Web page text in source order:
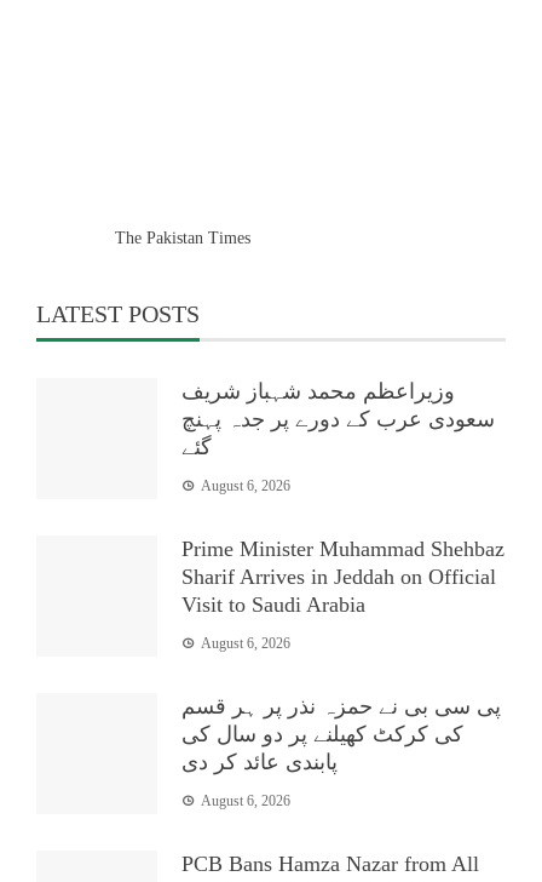
The Pakistan Times
LATEST POSTS
وزیراعظم محمد شہباز شریف
سعودی عرب کے دورے پر جدہ پہنچ
گئے
August 6, 2026
Prime Minister Muhammad Shehbaz
Sharif Arrives in Jeddah on Official
Visit to Saudi Arabia
August 6, 2026
پی سی بی نے حمزہ نذر پر ہر قسم
کی کرکٹ کھیلنے پر دو سال کی
پابندی عائد کر دی
August 6, 2026
PCB Bans Hamza Nazar from All